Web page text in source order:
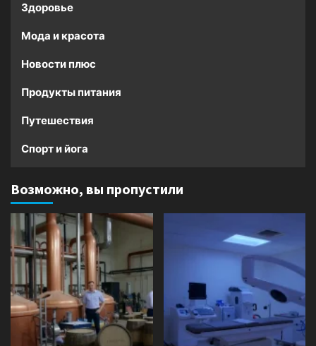
Здоровье
Мода и красота
Новости плюс
Продукты питания
Путешествия
Спорт и йога
Возможно, вы пропустили